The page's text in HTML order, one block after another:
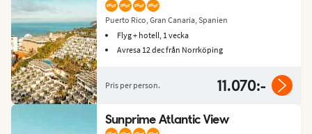
Puerto Rico, Gran Canaria, Spanien
Flyg + hotell, 1 vecka
Avresa 12 dec från Norrköping
Pris per person. 11.070:-
Sunprime Atlantic View